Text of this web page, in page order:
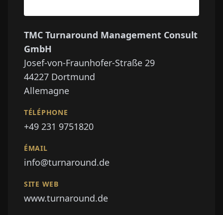
TMC Turnaround Management Consult
GmbH
Josef-von-Fraunhofer-Straße 29
44227 Dortmund
Allemagne
TÉLÉPHONE
+49 231 9751820
ÉMAIL
info@turnaround.de
SITE WEB
www.turnaround.de